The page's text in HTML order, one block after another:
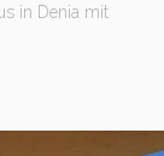
in Denia mit